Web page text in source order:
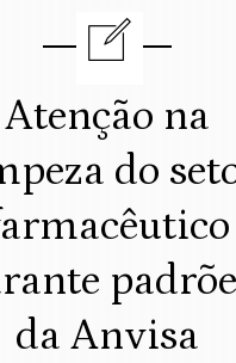
Atenção na
do
da Anvisa